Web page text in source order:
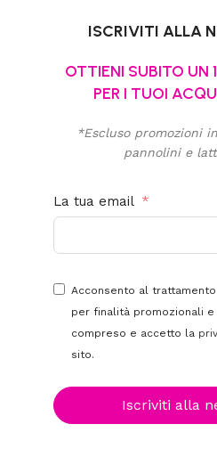
ISCRIVITI ALLA
OTTIENI SUBITO UN
PER I TUOI
*Escluso promozioni
pannolini e
La tua email
Acconsento al
per finalità promozionali
compreso e accetto la
sito.
Iscriviti alla